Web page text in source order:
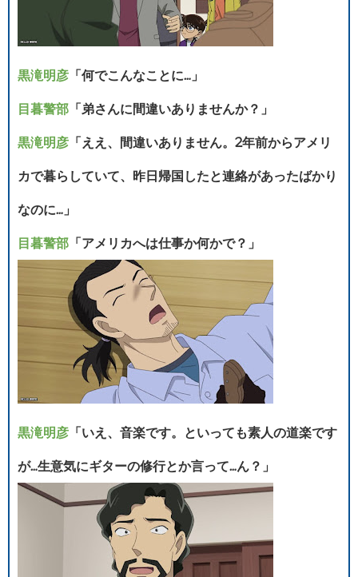
黒滝明彦 「何でこんなことに…」
目暮警部 「弟さんに間違いありませんか？」
黒滝明彦 「ええ、間違いありません。2年前からアメリ
カで暮らしていて、昨日帰国したと連絡があったばかり
なのに…」
目暮警部 「アメリカへは仕事か何かで？」
黒滝明彦 「いえ、音楽です。といっても素人の道楽です
が…生意気にギターの修行とか言って…ん？」